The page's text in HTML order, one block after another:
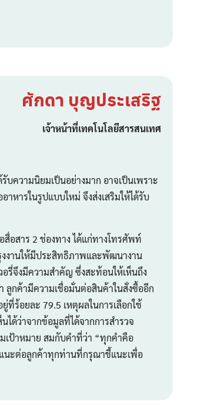
ศักดา บุญประเสริฐ
เจ้าหน้าที่เทคโนโลยีสารสนเทศ
วามนิยมเป็นอย่างมาก อาจเป็นเพราะ
หารในรูปแบบใหม่ จึงส่งเสริมให้ได้รับ
อสาร 2 ช่องทาง ได้แก่ทางโทรศัพท์
งงานให้มีประสิทธิภาพและพัฒนางาน
รี่จึงมีความสำคัญ ซึ่งสะท้อนให้เห็นถึง
ลูกค้ามีความเชื่อมั่นต่อสินค้าในสั่งซื้ออีก
ร้อยละ 79.5 เหตุผลในการเลือกใช้
ได้ว่าจากข้อมูลที่ได้จากการสำรวจ
เป้าหมาย สมกับคำที่ว่า “ทุกคำคือ
แนะต่อลูกค้าทุกท่านที่กรุณาชี้แนะเพื่อ